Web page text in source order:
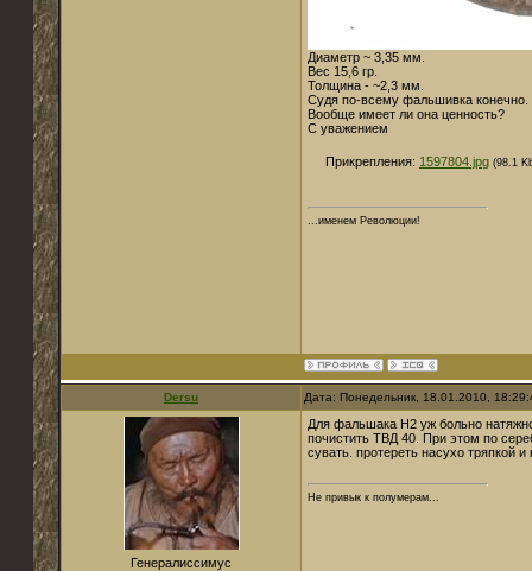
Диаметр ~ 3,35 мм.
Вес 15,6 гр.
Толщина - ~2,3 мм.
Судя по-всему фальшивка конечно.
Вообще имеет ли она ценность?
С уважением
Прикрепления: 1597804.jpg (98.1
...именем Революции!
Dersu Дата: Понедельник, 18.01.2010,
Генералиссимус
Для фальшака Н2 уж больно
почистить ТВД 40. При этом по
сувать. протереть насухо тряпкой
Не привык к полумерам...